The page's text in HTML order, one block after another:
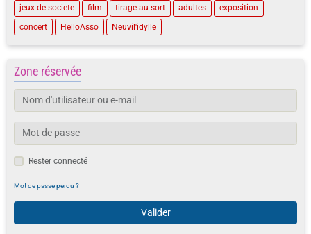
jeux de societe
film tirage au sort adultes
exposition
concert
HelloAsso Neuvil'idylle
Zone réservée
Rester connecté
Mot de passe perdu ?
Valider